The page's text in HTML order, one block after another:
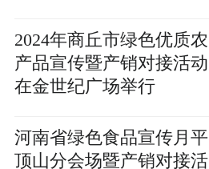
2024年商丘市绿色优质农
产品宣传暨产销对接活动
在金世纪广场举行
河南省绿色食品宣传月平
顶山分会场暨产销对接活